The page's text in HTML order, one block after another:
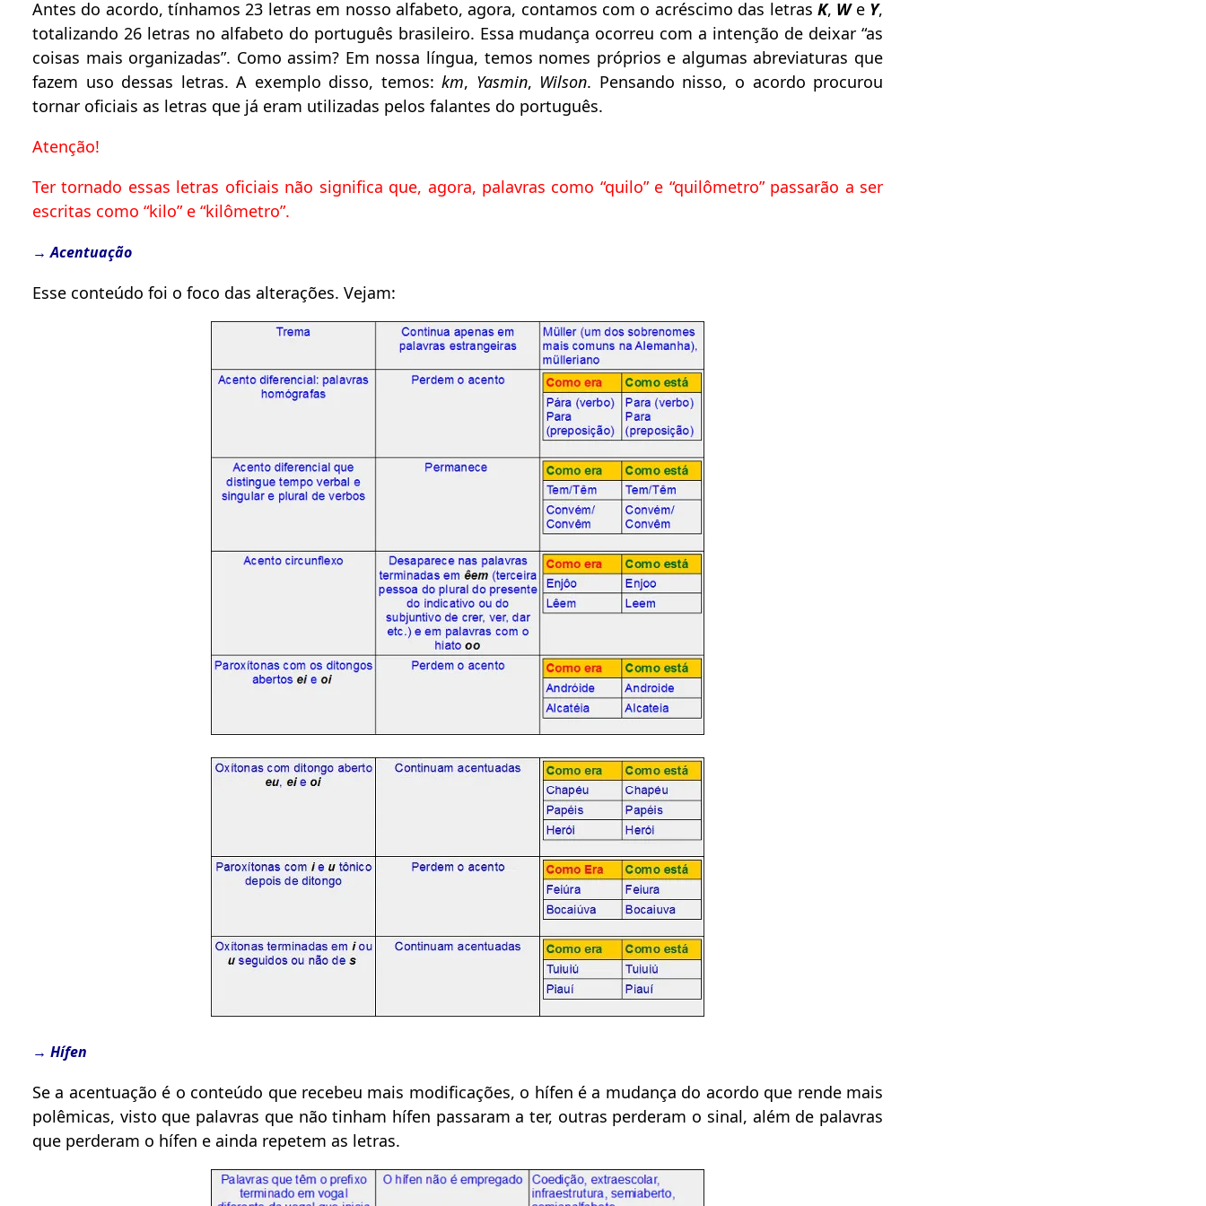
Antes do acordo, tínhamos 23 letras em nosso alfabeto, agora, contamos com o acréscimo das letras K, We Y,
totalizando 26 letras no alfabeto do português brasileiro. Essa mudança ocorreu com a intenção de deixar “as
coisas mais organizadas”. Como assim? Em nossa língua, temos nomes próprios e algumas abreviaturas que
fazem uso dessas letras. A exemplo disso, temos:km, Yasmin, Wilson. Pensando nisso, o acordo procurou
tornar oficiais as letras que já eram utilizadas pelos falantes do português.
Atenção!
Ter tornado essas letras oficiais não significa que, agora, palavras como “quilo” e “quilômetro” passarão a ser
escritas como “kilo” e “kilômetro”.
→ Acentuação
Esse conteúdo foi o foco das alterações. Vejam:
→ Hífen
Se a acentuação é o conteúdo que recebeu mais modificações, o hífen é a mudança do acordo que rende mais
polêmicas, visto que palavras que não tinham hífen passaram a ter, outras perderam o sinal, além de palavras
que perderam o hífen e ainda repetem as letras.